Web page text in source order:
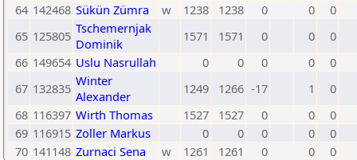
64 142468 Sükün Zümra w 1238 1238 0 0
0
65 125805 Tschemernjak
Dominik
1571 1571 0 0
0
66 149654 Uslu Nasrullah 0 0 0 0
0
67 132835 Winter
Alexander
1249 1266 -17 1
0
68 116397 Wirth Thomas 1527 1527 0 0
0
69 116915 Zoller Markus 0 0 0 0
0
70 141148 Zurnaci Sena w 1261 1261 0 0 0